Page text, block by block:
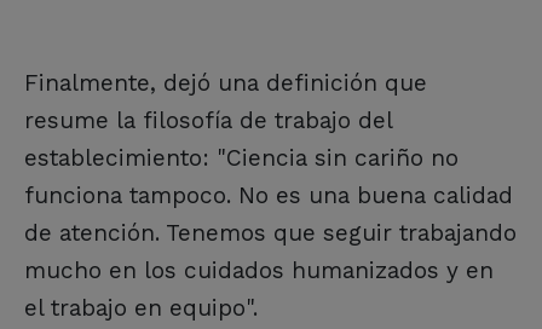
Finalmente, dejó una definición que
resume la filosofía de trabajo del
establecimiento: "Ciencia sin cariño no
funciona tampoco. No es una buena calidad
de atención. Tenemos que seguir trabajando
mucho en los cuidados humanizados y en
el trabajo en equipo".